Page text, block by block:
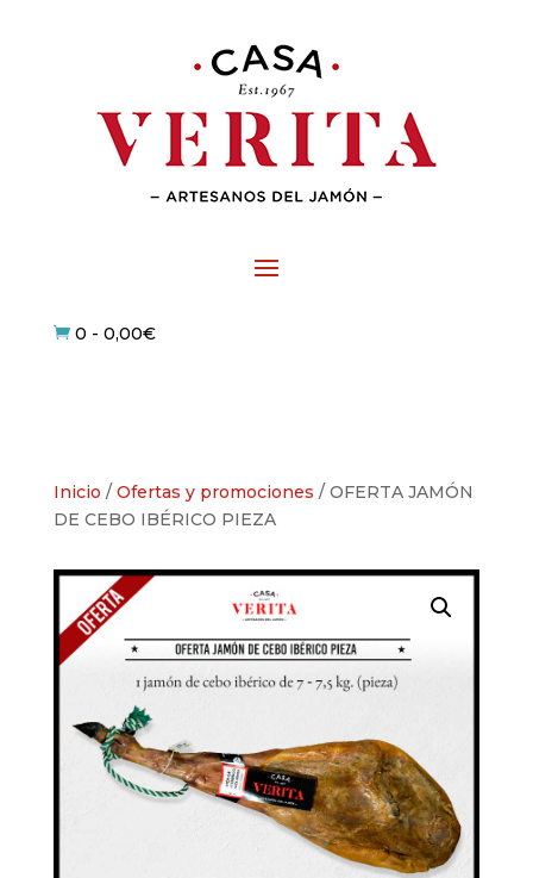
 0 - 0,00€
Inicio / Ofertas y promociones / OFERTA JAMÓN
DE CEBO IBÉRICO PIEZA